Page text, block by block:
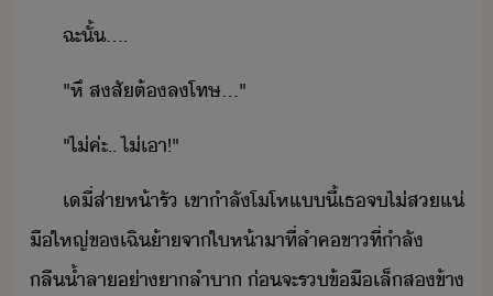
ฉะั้​....
"​หึ​ ​สสั​ต้​ลโทษ​...​"
"​ไ่​ค่ะ​..​ ​ไ่เา​!​"
เี​่​ส่าห้า​รั​ ​เขา​ำลั​โโห​แี้​เธ​จ​ไ่​ส​แ่​
​ื​ใหญ่​ข​เฉิ​้า​จา​ให้า​าที​่​ลำค​ขา​ที่​ำลั​
ลื้ำลา​่า​าลำา​ ​่​จะ​ร​ข้ื​เล็​ส​ข้า​